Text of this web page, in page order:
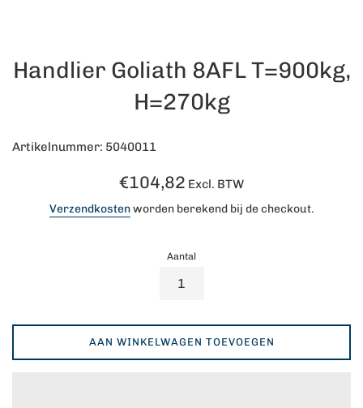
Handlier Goliath 8AFL T=900kg,
H=270kg
Artikelnummer: 5040011
Normale
€104,82 Excl. BTW
Verzendkostenworden berekend bij de checkout.
Aantal
AAN WINKELWAGEN TOEVOEGEN